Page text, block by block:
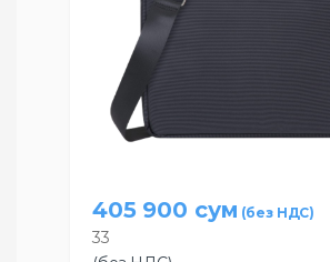
405 900 сум
33